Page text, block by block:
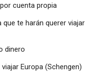
cuenta propia
que te harán querer viajar
dinero
Europa (Schengen)